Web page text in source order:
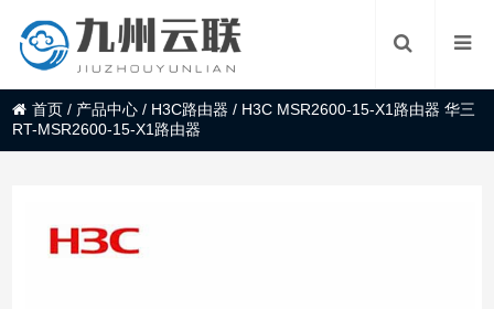
首页 / 产品中心 / H3C路由器 / H3C MSR2600-15-X1路由器 华三
RT-MSR2600-15-X1路由器